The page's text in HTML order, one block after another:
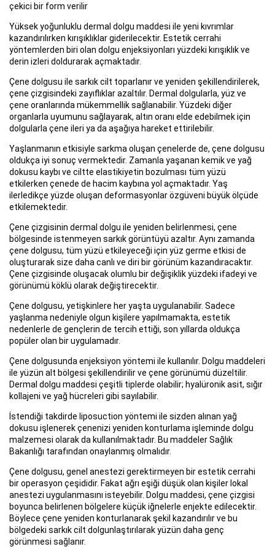
çekici bir form verilir
Yüksek yoğunluklu dermal dolgu maddesi ile yeni kıvrımlar
kazandırılırken kırışıklıklar giderilecektir. Estetik cerrahi
yöntemlerden biri olan dolgu enjeksiyonları yüzdeki kırışıklık ve
derin izleri doldurarak açmaktadır.
Çene dolgusu ile sarkık cilt toparlanır ve yeniden şekillendirilerek,
çene çizgisindeki zayıflıklar azaltılır. Dermal dolgularla, yüz ve
çene oranlarında mükemmellik sağlanabilir. Yüzdeki diğer
organlarla uyumunu sağlayarak, altın oranı elde edebilmek için
dolgularla çene ileri ya da aşağıya hareket ettirilebilir.
Yaşlanmanın etkisiyle sarkma oluşan çenelerde de, çene dolgusu
oldukça iyi sonuç vermektedir. Zamanla yaşanan kemik ve yağ
dokusu kaybı ve ciltte elastikiyetin bozulması tüm yüzü
etkilerken çenede de hacim kaybına yol açmaktadır. Yaş
ilerledikçe yüzde oluşan deformasyonlar özgüveni büyük ölçüde
etkilemektedir.
Çene çizgisinin dermal dolgu ile yeniden belirlenmesi, çene
bölgesinde istenmeyen sarkık görüntüyü azaltır. Aynı zamanda
çene dolgusu, tüm yüzü etkileyeceği için yüz germe etkisi de
oluşturarak size daha canlı ve diri bir görünüm kazandıracaktır.
Çene çizgisinde oluşacak olumlu bir değişiklik yüzdeki ifadeyi ve
görünümü köklü olarak değiştirecektir.
Çene dolgusu, yetişkinlere her yaşta uygulanabilir. Sadece
yaşlanma nedeniyle olgun kişilere yapılmamakta, estetik
nedenlerle de gençlerin de tercih ettiği, son yıllarda oldukça
popüler olan bir uygulamadır.
Çene dolgusunda enjeksiyon yöntemi ile kullanılır. Dolgu maddeleri
ile yüzün alt bölgesi şekillendirilir ve çene görünümü düzeltilir.
Dermal dolgu maddesi çeşitli tiplerde olabilir; hyalüronik asit, sığır
kollajeni ve yağ hücreleri gibi sayılabilir.
İstendiği takdirde liposuction yöntemi ile sizden alınan yağ
dokusu işlenerek çenenizi yeniden konturlama işleminde dolgu
malzemesi olarak da kullanılmaktadır. Bu maddeler Sağlık
Bakanlığı tarafından onaylanmış olmalıdır.
Çene dolgusu, genel anestezi gerektirmeyen bir estetik cerrahi
bir operasyon çeşididir. Fakat ağrı eşiği düşük olan kişiler lokal
anestezi uygulanmasını isteyebilir. Dolgu maddesi, çene çizgisi
boyunca belirlenen bölgelere küçük iğnelerle enjekte edilecektir.
Böylece çene yeniden konturlanarak şekil kazandırılır ve bu
bölgedeki sarkık cilt dolgunlaştırılarak yüzün daha genç
görünmesi sağlanır.